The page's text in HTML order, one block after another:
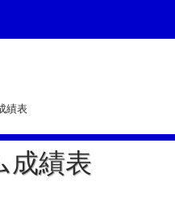
績表
成績表